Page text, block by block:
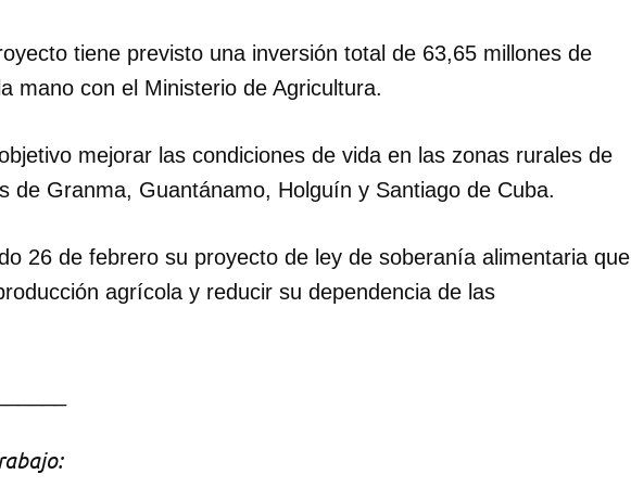
tiene previsto una inversión total de 63,65 millones de
mano con el Ministerio de Agricultura.
mejorar las condiciones de vida en las zonas rurales de
de Granma, Guantánamo, Holguín y Santiago de Cuba.
26 de febrero su proyecto de ley de soberanía alimentaria que
agrícola y reducir su dependencia de las